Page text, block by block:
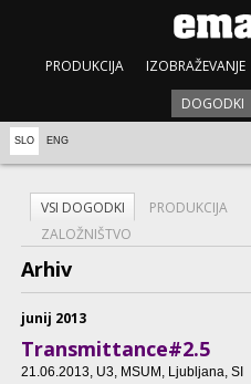
PRODUKCIJA IZOBRAŽEVANJE
DOGODKI
SLO ENG
VSI DOGODKI PRODUKCIJA
ZALOŽNIŠTVO
Arhiv
junij 2013
Transmittance#2.5
21.06.2013 , U3, MSUM, Ljubljana, SI